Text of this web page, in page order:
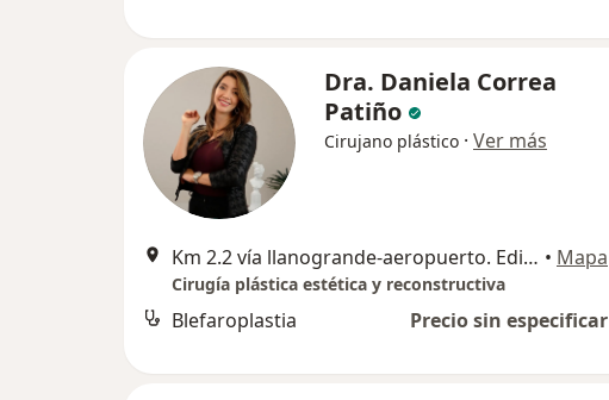
Dra. Daniela Correa
Patiño
Cirujano plástico · Ver más
Km 2.2 vía llanogrande-aeropuerto. Edificio Portanova center of 320 y 321 , Rionegro • Mapa
Cirugía plástica estética y reconstructiva
Blefaroplastia Precio sin especificar